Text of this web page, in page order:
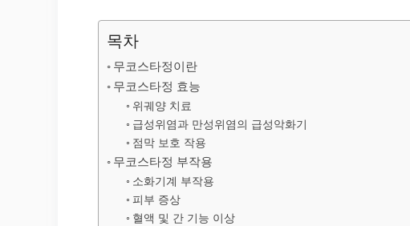
목차
무코스타정이란
무코스타정 효능
위궤양 치료
급성위염과 만성위염의 급성악화기
점막 보호 작용
무코스타정 부작용
소화기계 부작용
피부 증상
혈액 및 간 기능 이상